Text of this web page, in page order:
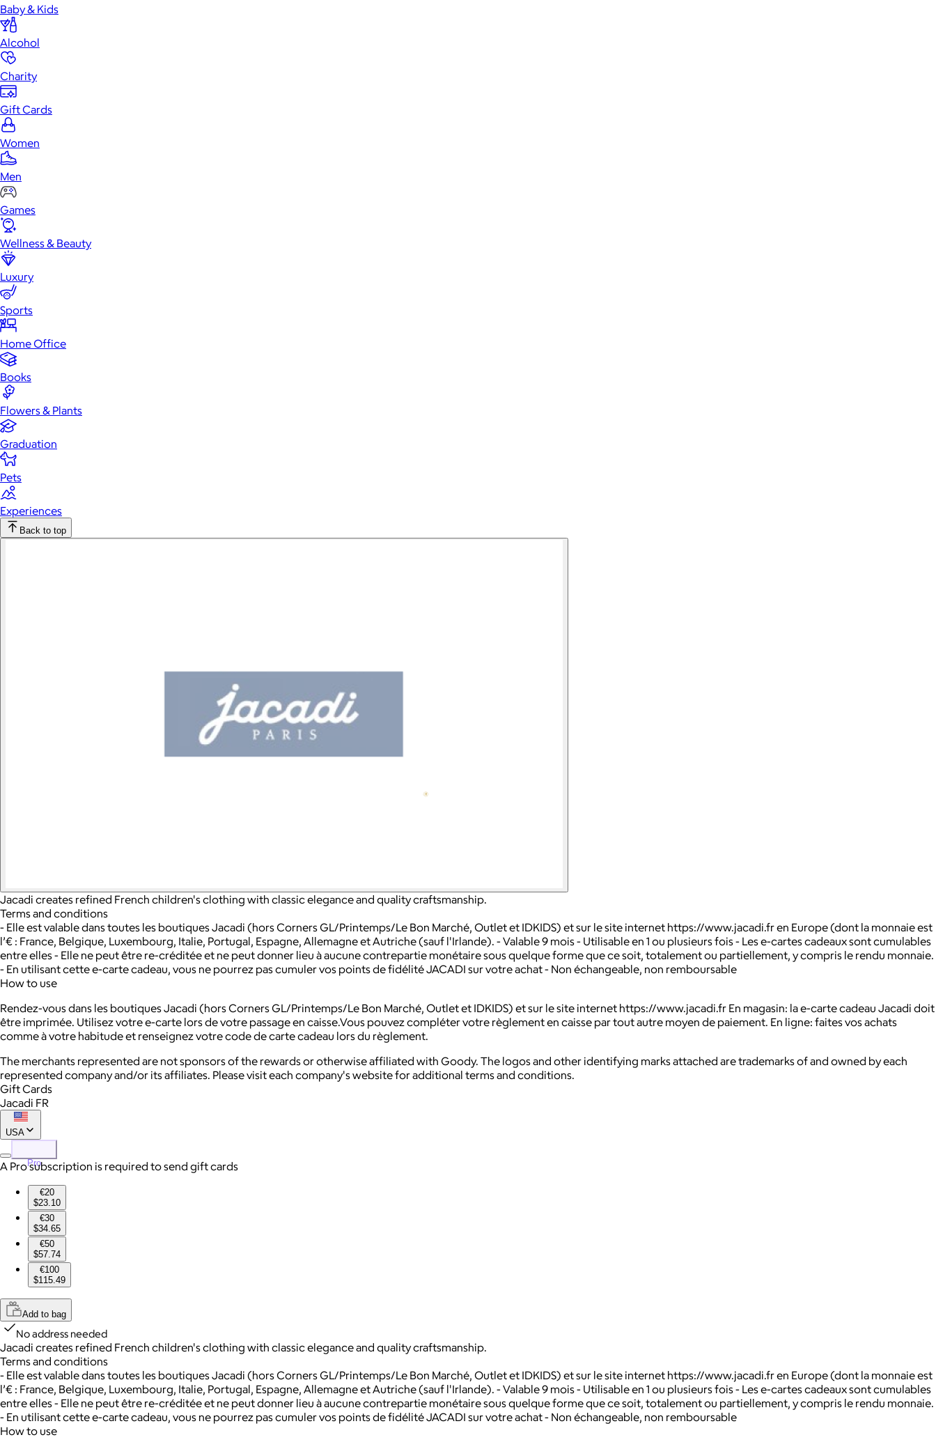
Baby & Kids
Alcohol
Charity
Gift Cards
Women
Men
Games
Wellness & Beauty
Luxury
Sports
Home Office
Books
Flowers & Plants
Graduation
Pets
Experiences
Back to top
Jacadi creates refined French children's clothing with classic elegance and quality craftsmanship.
Terms and conditions
- Elle est valable dans toutes les boutiques Jacadi (hors Corners GL/Printemps/Le Bon Marché, Outlet et IDKIDS) et sur le site internet https://www.jacadi.fr en Europe (dont la monnaie est
l’€ : France, Belgique, Luxembourg, Italie, Portugal, Espagne, Allemagne et Autriche (sauf l'Irlande). - Valable 9 mois - Utilisable en 1 ou plusieurs fois - Les e-cartes cadeaux sont cumulables
entre elles - Elle ne peut être re-créditée et ne peut donner lieu à aucune contrepartie monétaire sous quelque forme que ce soit, totalement ou partiellement, y compris le rendu monnaie.
- En utilisant cette e-carte cadeau, vous ne pourrez pas cumuler vos points de fidélité JACADI sur votre achat - Non échangeable, non remboursable
How to use
Rendez-vous dans les boutiques Jacadi (hors Corners GL/Printemps/Le Bon Marché, Outlet et IDKIDS) et sur le site internet https://www.jacadi.fr En magasin: la e-carte cadeau Jacadi doit
être imprimée. Utilisez votre e-carte lors de votre passage en caisse.Vous pouvez compléter votre règlement en caisse par tout autre moyen de paiement. En ligne: faites vos achats
comme à votre habitude et renseignez votre code de carte cadeau lors du règlement.
The merchants represented are not sponsors of the rewards or otherwise affiliated with Goody. The logos and other identifying marks attached are trademarks of and owned by each
represented company and/or its affiliates. Please visit each company's website for additional terms and conditions.
Gift Cards
Jacadi FR
USA
Pro
A Pro subscription is required to send gift cards
€20
$23.10
€30
$34.65
€50
$57.74
€100
$115.49
Add to bag
No address needed
Jacadi creates refined French children's clothing with classic elegance and quality craftsmanship.
Terms and conditions
- Elle est valable dans toutes les boutiques Jacadi (hors Corners GL/Printemps/Le Bon Marché, Outlet et IDKIDS) et sur le site internet https://www.jacadi.fr en Europe (dont la monnaie est
l’€ : France, Belgique, Luxembourg, Italie, Portugal, Espagne, Allemagne et Autriche (sauf l'Irlande). - Valable 9 mois - Utilisable en 1 ou plusieurs fois - Les e-cartes cadeaux sont cumulables
entre elles - Elle ne peut être re-créditée et ne peut donner lieu à aucune contrepartie monétaire sous quelque forme que ce soit, totalement ou partiellement, y compris le rendu monnaie.
- En utilisant cette e-carte cadeau, vous ne pourrez pas cumuler vos points de fidélité JACADI sur votre achat - Non échangeable, non remboursable
How to use